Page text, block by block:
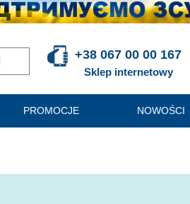
+38 067 00 00 167
Sklep internetowy
PROMOCJE NOWOŚCI